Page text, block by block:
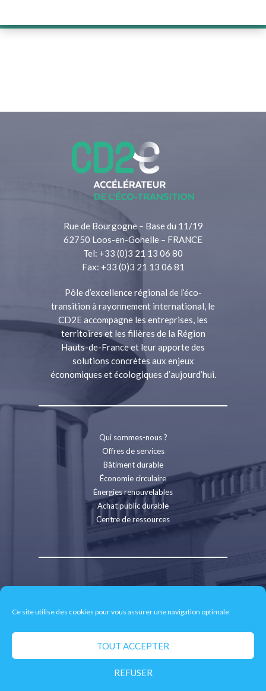
Ce site utilise des cookies pour vous assurer une navigation optimale
TOUT ACCEPTER
REFUSER
Rue de Bourgogne – Base du 11/19
62750 Loos-en-Gohelle – FRANCE
Tel: +33 (0)3 21 13 06 80
Fax: +33 (0)3 21 13 06 81
Pôle d’excellence régional de l’éco-
transition à rayonnement international, le
CD2E accompagne les entreprises, les
territoires et les filières de la Région
Hauts-de-France et leur apporte des
solutions concrètes aux enjeux
économiques et écologiques d’aujourd’hui.
Qui sommes-nous ?
Offres de services
Bâtiment durable
Économie circulaire
Énergies renouvelables
Achat public durable
Centre de ressources
Contact
Espace presse
Politique de confidentialité
Retrait des données personnelles
© 2026 CD2E - Site réalisé par